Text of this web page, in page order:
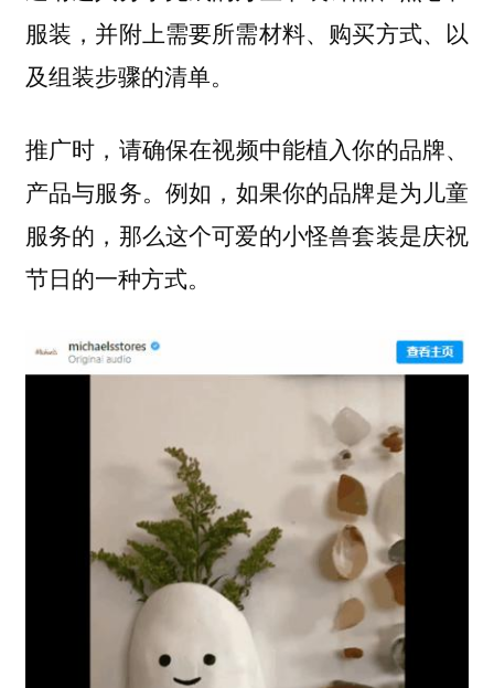
服装，并附上需要所需材料、购买方式、以
及组装步骤的清单。
推广时，请确保在视频中能植入你的品牌、
产品与服务。例如，如果你的品牌是为儿童
服务的，那么这个可爱的小怪兽套装是庆祝
节日的一种方式。